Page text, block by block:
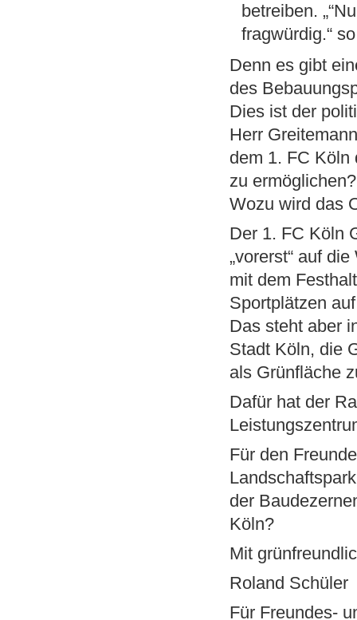
betreiben.
fragwürdig.“
Denn es gibt
des
Dies ist der
Herr
dem 1. FC Köln
zu ermöglichen?
Wozu wird das
Der 1. FC Köln
„vorerst“ auf
mit dem
Sportplätzen
Das steht aber
Stadt Köln, die
als Grünfläche
Dafür hat der
Für den
der
Köln?
Mit
Roland Schüler
Für Freundes-